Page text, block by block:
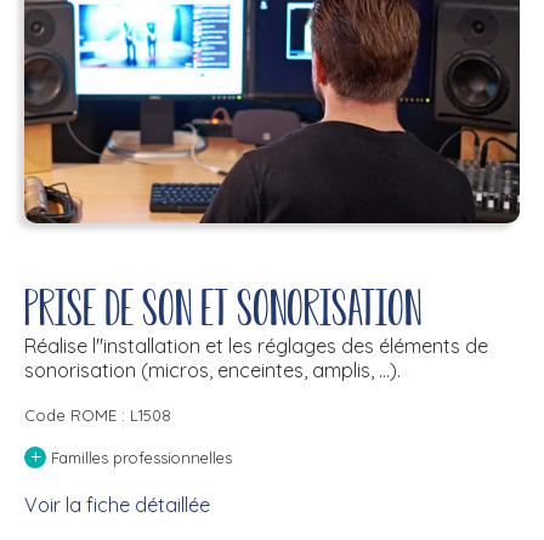
Prise de son et sonorisation
Réalise l''installation et les réglages des éléments de
sonorisation (micros, enceintes, amplis, ...).
Code ROME : L1508
+ Familles professionnelles
Voir la fiche détaillée